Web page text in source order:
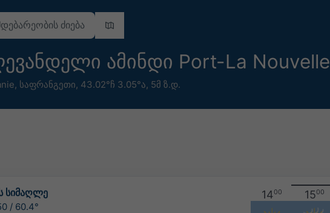
ამინდი Port-La Nouvelle
, საფრანგეთი, 43.02°ჩ 3.05°ა, 5მ ზ.დ.
ᲡᲘᲛᲐᲦᲚᲔ
/ 60.4°
1400 1500